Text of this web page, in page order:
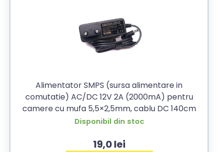
Alimentator SMPS (sursa alimentare in
comutatie) AC/DC 12V 2A (2000mA) pentru
camere cu mufa 5,5×2,5mm, cablu DC 140cm
Disponibil din stoc
19,0lei